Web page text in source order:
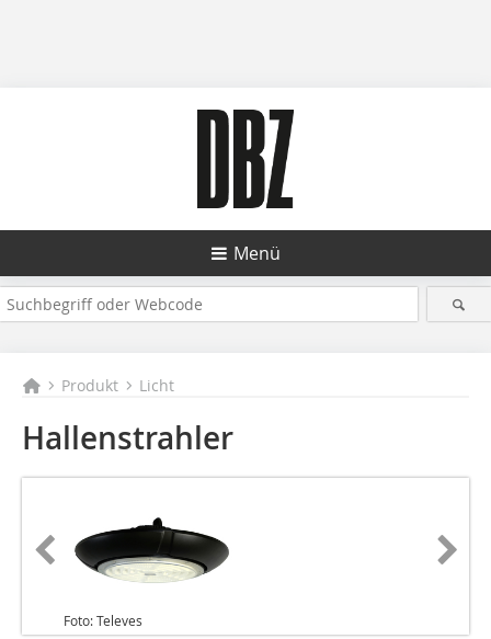
Menü
Produkt Licht
Hallenstrahler
Foto: Televes